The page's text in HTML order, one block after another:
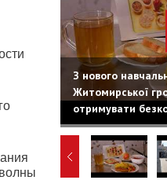
З нового
Житомирської
отримувати